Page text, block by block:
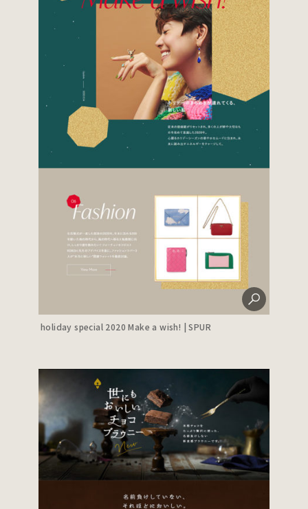
holiday special 2020 Make a wish! | SPUR